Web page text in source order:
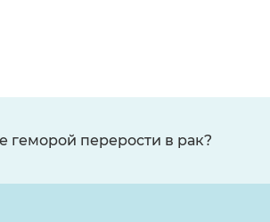
геморой перерости в рак?